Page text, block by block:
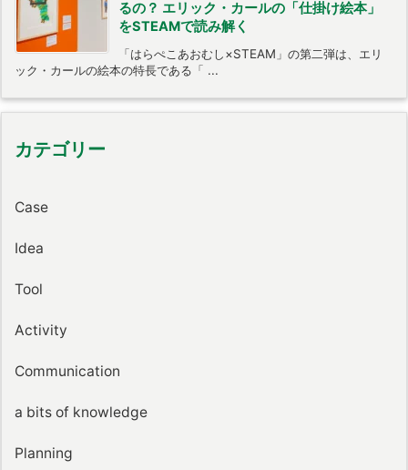
るの？ エリック・カールの「仕掛け絵本」
をSTEAMで読み解く
「はらぺこあおむし×STEAM」の第二弾は、エリ
ック・カールの絵本の特長である「 ...
カテゴリー
Case
Idea
Tool
Activity
Communication
a bits of knowledge
Planning